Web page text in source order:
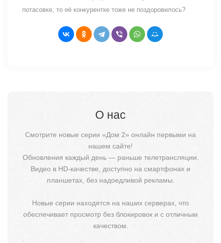
потасовке, то её конкурентке тоже не поздоровилось?
О нас
Смотрите новые серии «Дом 2» онлайн первыми на
нашем сайте!
Обновления каждый день — раньше телетрансляции.
Видео в HD-качестве, доступно на смартфонах и
планшетах, без надоедливой рекламы.
Новые серии находятся на наших серверах, что
обеспечивает просмотр без блокировок и с отличным
качеством.